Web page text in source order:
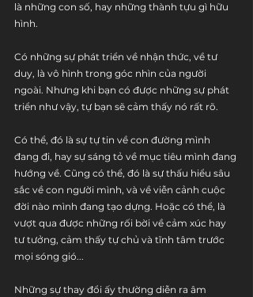
là những con số, hay những thành tựu gì hữu
hình.
Có những sự phát triển về nhận thức, về tư
duy, là vô hình trong góc nhìn của người
ngoài. Nhưng khi bạn có được những sự phát
triển như vậy, tự bạn sẽ cảm thấy nó rất rõ.
Có thể, đó là sự tự tin về con đường mình
đang đi, hay sự sáng tỏ về mục tiêu mình đang
hướng về. Cũng có thể, đó là sự thấu hiểu sâu
sắc về con người mình, và về viễn cảnh cuộc
đời nào mình đang tạo dựng. Hoặc có thể, là
vượt qua được những rối bời về cảm xúc hay
tư tưởng, cảm thấy tự chủ và tĩnh tâm trước
mọi sóng gió...
Những sự thay đổi ấy thường diễn ra âm